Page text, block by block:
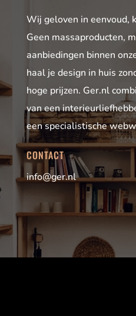
Wij geloven in eenvoud,
Geen massaproducten,
aanbiedingen binnen
haal je design in huis
hoge prijzen. Ger.nl
van een
een specialistische
CONTACT
info@ger.nl